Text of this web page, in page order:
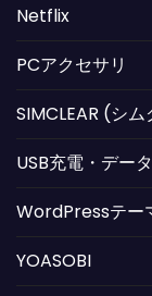
Netflix
PCアクセサリ
SIMCLEAR (シ
USB充電・デー
WordPressテー
YOASOBI